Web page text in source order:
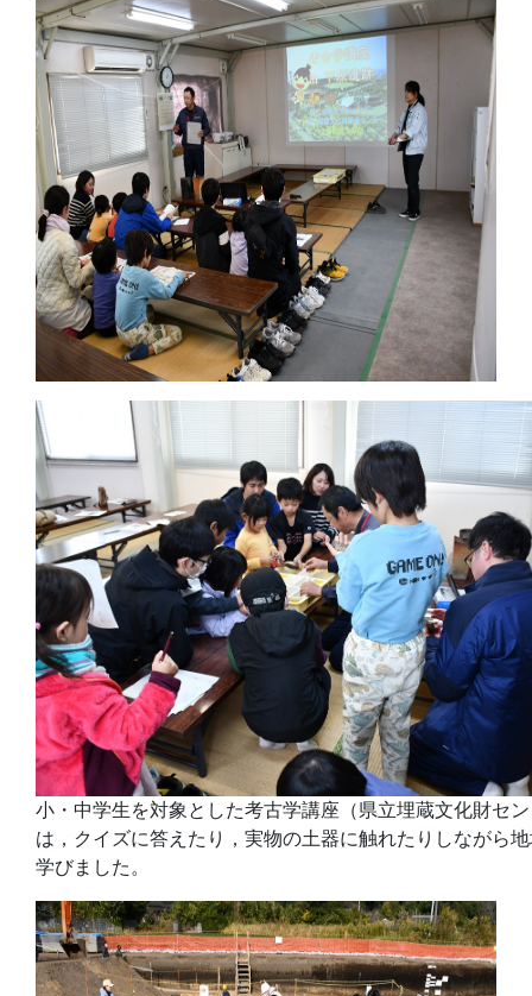
小・中学生を対象とした考古学講座（県立埋蔵文化財セ
は，クイズに答えたり，実物の土器に触れたりしながら
学びました。